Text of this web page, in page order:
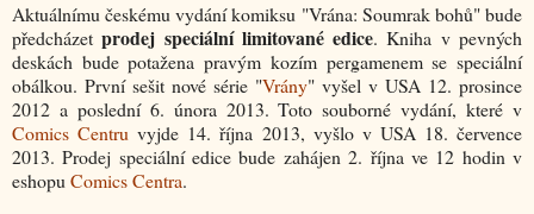
Aktuálnímu českému vydání komiksu "Vrána: Soumrak bohů" bude
předcházetprodej speciální limitované edice. Kniha v pevných
deskách bude potažena pravým kozím pergamenem se speciální
obálkou. První sešit nové série "Vrány" vyšel v USA 12. prosince
2012 a poslední 6. února 2013. Toto souborné vydání, které v
Comics Centru vyjde 14. října 2013, vyšlo v USA 18. července
2013. Prodej speciální edice bude zahájen 2. října ve 12 hodin v
eshopuComics Centra.